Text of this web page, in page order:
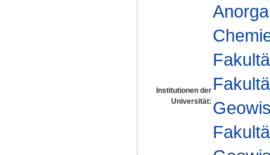
Institutionen der
Universität: